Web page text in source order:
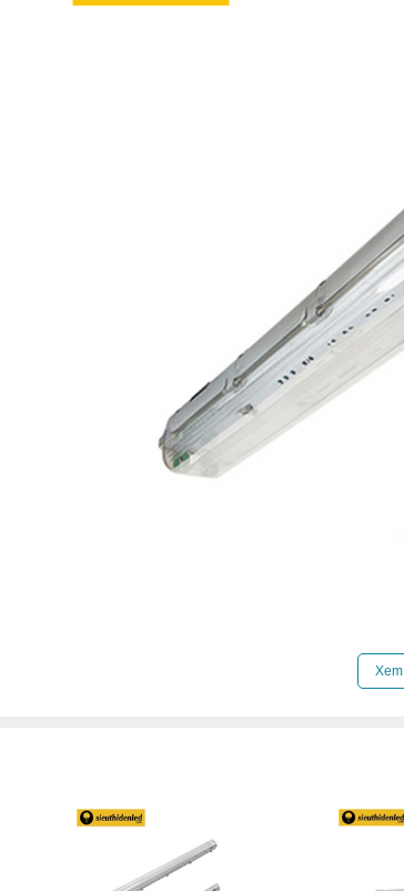
Máng đèn chống ẩm được thiết kế chuyên
Chính vì vậy, thân đèn phải đạt khả năng
vậy nhà sản xuất đã lựa chọn chất liệu
này sẽ giúp máng đèn chống ẩm có khả